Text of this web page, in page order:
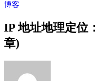
博客
IP 地址地理定位
章)